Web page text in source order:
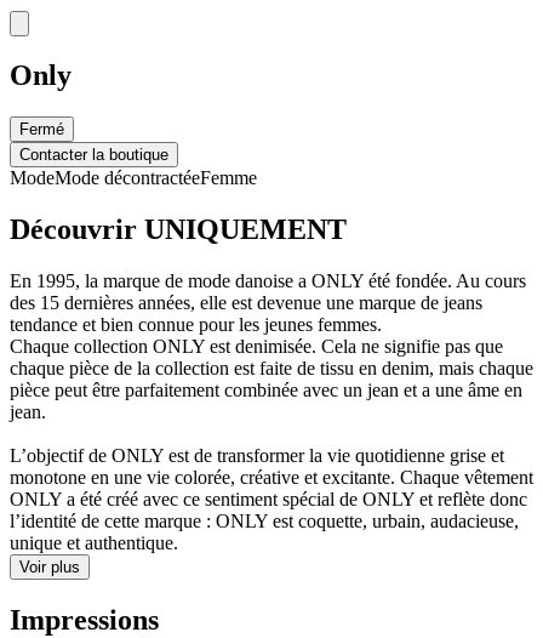
Only
Fermé
Contacter la boutique
ModeMode décontractéeFemme
Découvrir UNIQUEMENT
En 1995, la marque de mode danoise a ONLY été fondée. Au cours
des 15 dernières années, elle est devenue une marque de jeans
tendance et bien connue pour les jeunes femmes.
Chaque collection ONLY est denimisée. Cela ne signifie pas que
chaque pièce de la collection est faite de tissu en denim, mais chaque
pièce peut être parfaitement combinée avec un jean et a une âme en
jean.
L’objectif de ONLY est de transformer la vie quotidienne grise et
monotone en une vie colorée, créative et excitante. Chaque vêtement
ONLY a été créé avec ce sentiment spécial de ONLY et reflète donc
l’identité de cette marque : ONLY est coquette, urbain, audacieuse,
unique et authentique.
Voir plus
Impressions